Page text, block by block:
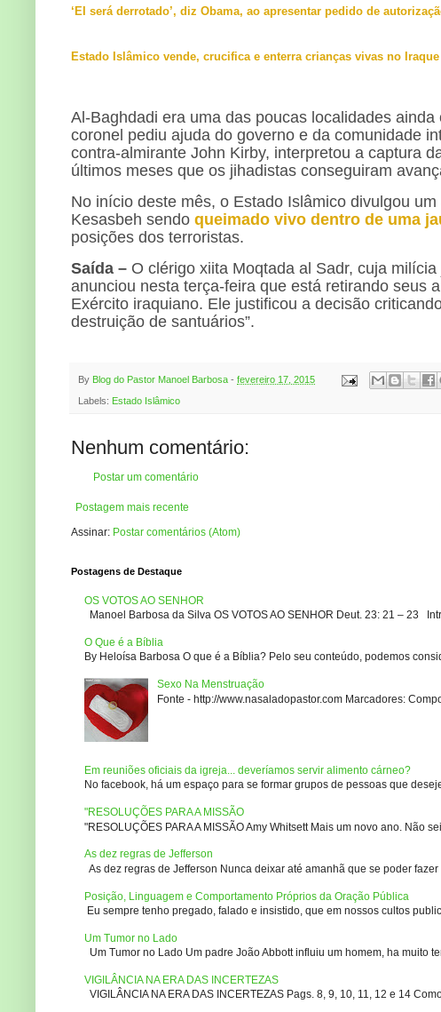
‘EI será derrotado’, diz Obama, ao apresentar pedido de
Estado Islâmico vende, crucifica e enterra crianças vivas no Iraque
Al-Baghdadi era uma das poucas localidades
coronel pediu ajuda do governo e da comunidade
contra-almirante John Kirby, interpretou a captura
últimos meses que os jihadistas conseguiram
No início deste mês, o Estado Islâmico divulgou
Kesasbeh sendo queimado vivo dentro de uma
posições dos terroristas.
Saída – O clérigo xiita Moqtada al Sadr, cuja
anunciou nesta terça-feira que está retirando seus
Exército iraquiano. Ele justificou a decisão
destruição de santuários”.
By Blog do Pastor Manoel Barbosa - fevereiro 17, 2015
Labels: Estado Islâmico
Nenhum comentário:
Postar um comentário
Postagem mais recente
Assinar: Postar comentários (Atom)
Postagens de Destaque
OS VOTOS AO SENHOR
Manoel Barbosa da Silva OS VOTOS AO SENHOR Deut. 23: 21 – 23
O Que é a Bíblia
By Heloísa Barbosa O que é a Bíblia? Pelo seu conteúdo, podemos
Sexo Na Menstruação
Fonte - http://www.nasaladopastor.com Marcadores:
Em reuniões oficiais da igreja... deveríamos servir alimento cárneo?
No facebook, há um espaço para se formar grupos de pessoas que
"RESOLUÇÕES PARA A MISSÃO
"RESOLUÇÕES PARA A MISSÃO Amy Whitsett Mais um novo ano. Não
As dez regras de Jefferson
As dez regras de Jefferson Nunca deixar até amanhã que se poder
Posição, Linguagem e Comportamento Próprios da Oração Pública
Eu sempre tenho pregado, falado e insistido, que em nossos cultos
Um Tumor no Lado
Um Tumor no Lado Um padre João Abbott influiu um homem, ha muito
VIGILÂNCIA NA ERA DAS INCERTEZAS
VIGILÂNCIA NA ERA DAS INCERTEZAS Pags. 8, 9, 10, 11, 12 e 14